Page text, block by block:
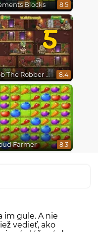
Blocks 8.5
5
Bob The Robber 5 The Temple Adventure 8.4
Farmer 8.3
im gule. A nie
vedieť, ako